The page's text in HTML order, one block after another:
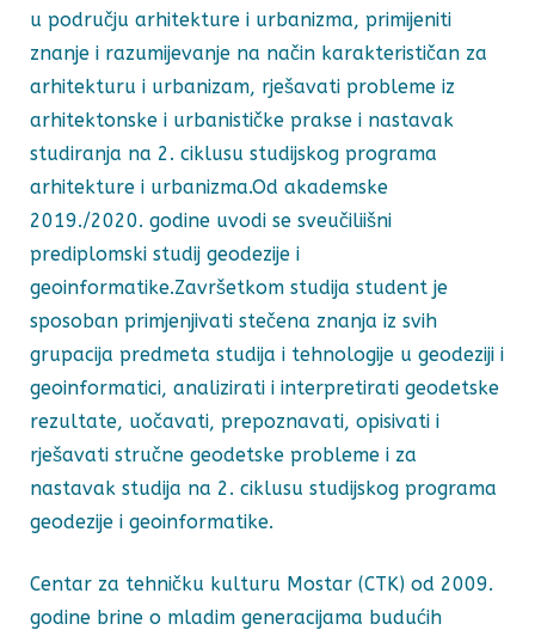
u području arhitekture i urbanizma, primijeniti
znanje i razumijevanje na način karakterističan za
arhitekturu i urbanizam, rješavati probleme iz
arhitektonske i urbanističke prakse i nastavak
studiranja na 2. ciklusu studijskog programa
arhitekture i urbanizma.Od akademske
2019./2020. godine uvodi se sveučiliišni
prediplomski studij geodezije i
geoinformatike.Završetkom studija student je
sposoban primjenjivati stečena znanja iz svih
grupacija predmeta studija i tehnologije u geodeziji i
geoinformatici, analizirati i interpretirati geodetske
rezultate, uočavati, prepoznavati, opisivati i
rješavati stručne geodetske probleme i za
nastavak studija na 2. ciklusu studijskog programa
geodezije i geoinformatike.
Centar za tehničku kulturu Mostar (CTK) od 2009.
godine brine o mladim generacijama budućih